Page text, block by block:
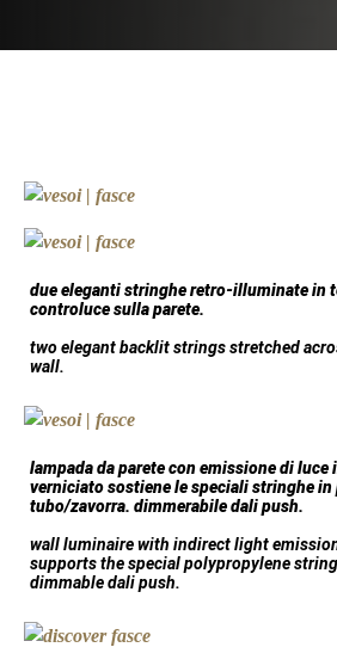
due eleganti stringhe retro-illuminate in
controluce sulla parete.
two elegant backlit strings stretched
wall.
lampada da parete con emissione di
verniciato sostiene le speciali stringhe
tubo/zavorra. dimmerabile dalipush.
wall luminaire with indirect light
supports the special polypropylene
dimmable dali push.